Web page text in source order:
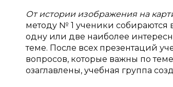
От истории изображения на
методу № 1 ученики собираются
одну или две наиболее
теме. После всех презентаций
вопросов, которые важны по
озаглавлены, учебная группа